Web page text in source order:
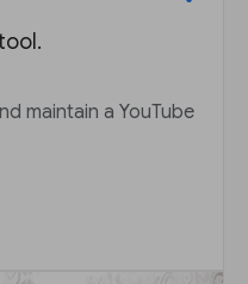
maintain a YouTube